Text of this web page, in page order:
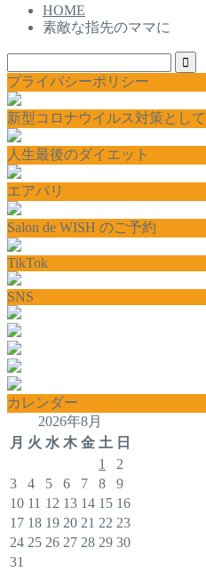
HOME
素敵な指先のママに
プライバシーポリシー
新型コロナウイルス対策として
人生最後のダイエット
エアバリ
Salon de WISH のご予約
TikTok
SNS
カレンダー
2026年8月
月 火 水 木 金 土 日
1
2
3
4 5 6 7 8
9
10 11 12 13 14 15 16
17 18 19 20 21 22 23
24 25 26 27 28 29 30
31